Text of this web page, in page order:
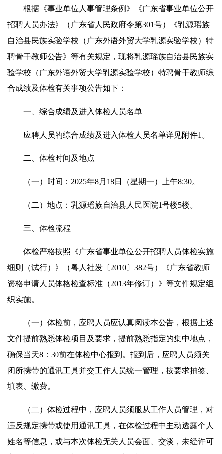
根据《事业单位人事管理条例》《广东省事业单位公开
招聘人员办法》（广东省人民政府令第301号）《乳源瑶族
自治县民族实验学校（广东外语外贸大学乳源实验学校）特
聘骨干教师公告》等有关规定，现将乳源瑶族自治县民族实
验学校（广东外语外贸大学乳源实验学校）特聘骨干教师综
合成绩及体检有关事项公告如下：
一、综合成绩及进入体检人员名单
应聘人员的综合成绩及进入体检人员名单详见附件1。
二、体检时间及地点
（一）时间：2025年8月18日（星期一）上午8:30。
（二）地点：乳源瑶族自治县人民医院1号楼5楼。
三、体检流程
体检严格按照《广东省事业单位公开招聘人员体检实施
细则（试行）》（粤人社发〔2010〕382号）《广东省教师
资格申请人员体格检查标准（2013年修订）》等文件规定组
织实施。
（一）体检前，应聘人员应认真阅读本公告，根据上述
文件提前熟悉体检项目及要求，提前熟悉指定的集中地点，
确保当天8：30前在体检中心报到。报到后，应聘人员须关
闭所携带的通讯工具并交工作人员统一管理，按要求抽签、
填表、缴费。
（二）体检过程中，应聘人员须服从工作人员管理，对
违反规定携带或使用通讯工具，在体检过程中主动透露个人
姓名等信息，或与本次体检无关人员会面、交谈，未经许可